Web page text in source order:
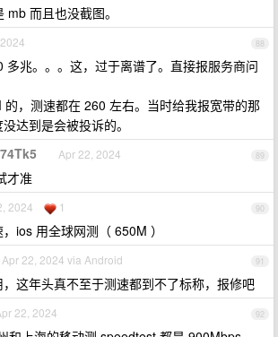
而且也没截图。
88
多兆。。。这，过于离谱了。直接报服务商问
，测速都在 260 左右。当时给我报宽带的那
达到是会被投诉的。
89
Apr 22, 2024
才准
90
2024 1
ios 用全球网测（ 650M ）
91
Apr 22, 2024 via Android
这年头真不至于测速都到不了标称，报修吧
92
22, 2024